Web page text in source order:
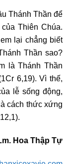
Thánh Thần để
Thiên Chúa.
lại chẳng biết
Thần sao?
là Thánh Thần
6,19). Vì thế,
lễ sống động,
cách thức xứng
Hoa Thập Tự